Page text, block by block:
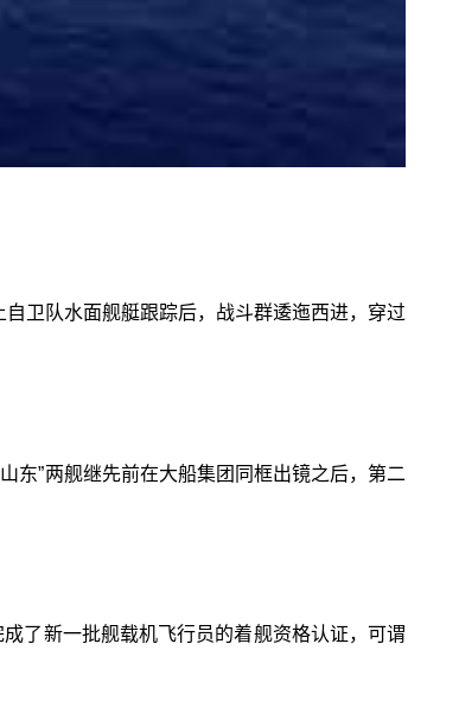
卫队水面舰艇跟踪后，战斗群逶迤西进，穿过
东”两舰继先前在大船集团同框出镜之后，第二
了新一批舰载机飞行员的着舰资格认证，可谓